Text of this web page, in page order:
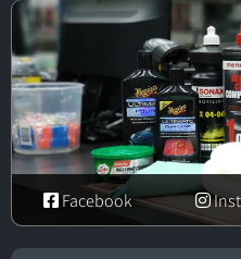
Facebook